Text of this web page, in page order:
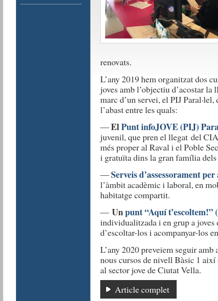
renovats.
L’any 2019 hem organitzat dos
joves amb l’objectiu d’acostar la
marc d’un servei, el PIJ
l’abast entre les quals:
―ElPunt infoJOVE (PIJ)
juvenil, que pren el llegat del
més proper al Raval i el Poble
i gratuïta dins la gran família dels
―Serveis d’assessorament per
l’àmbit acadèmic i laboral, en
habitatge compartit.
― Unpunt “Aquí t’escoltem!”
individualitzada i en grup a joves
d’escoltar-los i acompanyar-los
L’any 2020 preveiem seguir
nous cursos de nivell Bàsic 1
al sector jove de Ciutat Vella.
Article complet